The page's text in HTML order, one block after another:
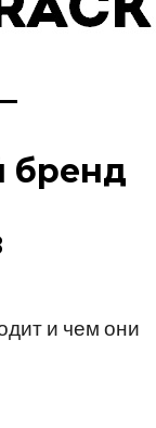
бренд
и чем они